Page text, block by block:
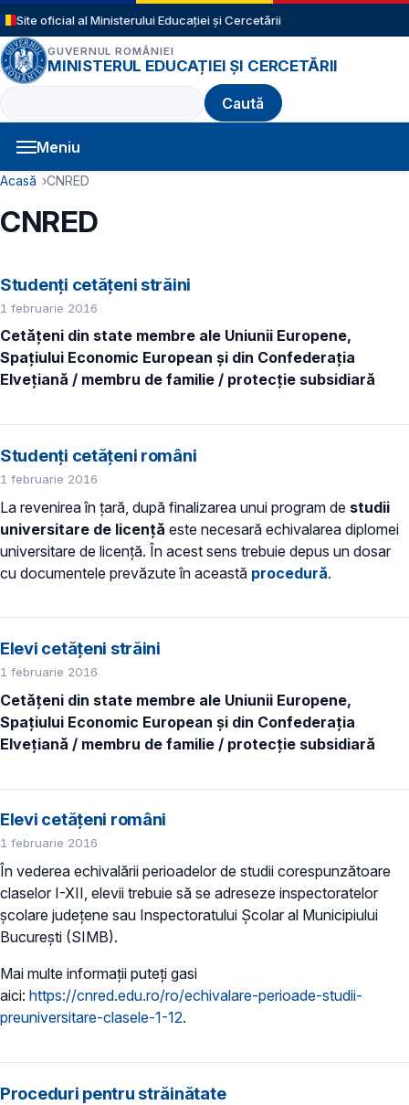
Sari la conținutul principal
Site oficial al Ministerului Educației și Cercetării
GUVERNUL ROMÂNIEI
MINISTERUL EDUCAȚIEI ȘI CERCETĂRII
Caută
Meniu
Navigație principală
Cale de navigare
Acasă CNRED
CNRED
Studenți cetățeni străini
1 februarie 2016
Cetăţeni din state membre ale Uniunii Europene,
Spaţiului Economic European și din Confederaţia
Elveţiană / membru de familie / protecţie subsidiară
Studenți cetățeni români
1 februarie 2016
La revenirea în țară, după finalizarea unui program de studii
universitare de licență este necesară echivalarea diplomei
universitare de licență. În acest sens trebuie depus un dosar
cu documentele prevăzute în această procedură.
Elevi cetățeni străini
1 februarie 2016
Cetăţeni din state membre ale Uniunii Europene,
Spaţiului Economic European și din Confederaţia
Elveţiană / membru de familie / protecţie subsidiară
Elevi cetățeni români
1 februarie 2016
În vederea echivalării perioadelor de studii corespunzătoare
claselor I-XII, elevii trebuie să se adreseze inspectoratelor
școlare județene sau Inspectoratului Școlar al Municipiului
București (SIMB).
Mai multe informații puteți gasi
aici: https://cnred.edu.ro/ro/echivalare-perioade-studii-
preuniversitare-clasele-1-12.
Proceduri pentru străinătate